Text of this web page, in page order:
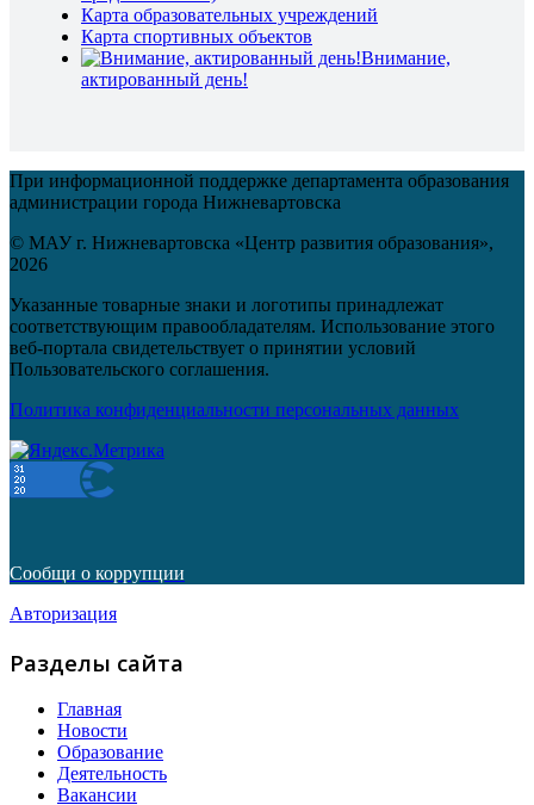
Карта образовательных учреждений
Карта спортивных объектов
Внимание,
актированный день!
При информационной поддержке департамента образования
администрации города Нижневартовска
© МАУ г. Нижневартовска «Центр развития образования»,
2026
Указанные товарные знаки и логотипы принадлежат
соответствующим правообладателям. Использование этого
веб-портала свидетельствует о принятии условий
Пользовательского соглашения.
Политика конфиденциальности персональных данных
Сообщи о коррупции
Авторизация
Разделы сайта
Главная
Новости
Образование
Деятельность
Вакансии